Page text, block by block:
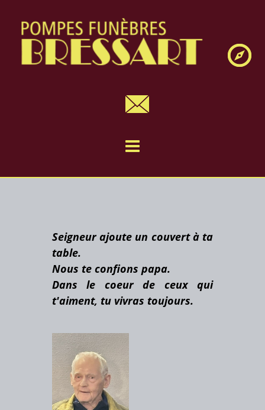
Seigneur ajoute un couvert à ta
table.
Nous te confions papa.
Dans le coeur de ceux qui
t'aiment, tu vivras toujours.